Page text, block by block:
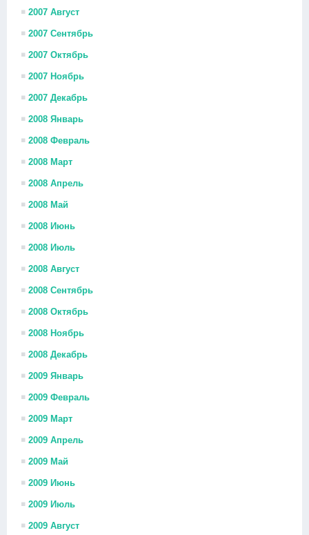
2007 Август
2007 Сентябрь
2007 Октябрь
2007 Ноябрь
2007 Декабрь
2008 Январь
2008 Февраль
2008 Март
2008 Апрель
2008 Май
2008 Июнь
2008 Июль
2008 Август
2008 Сентябрь
2008 Октябрь
2008 Ноябрь
2008 Декабрь
2009 Январь
2009 Февраль
2009 Март
2009 Апрель
2009 Май
2009 Июнь
2009 Июль
2009 Август